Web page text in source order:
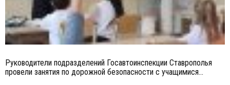
Руководители подразделений Госавтоинспекции Ставрополья
провели занятия по дорожной безопасности с учащимися...